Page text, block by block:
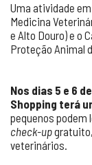
Uma atividade
Medicina
e Alto Douro) e o
Proteção Animal
Nos dias 5 e 6
Shopping terá
pequenos podem
check-up
veterinários.